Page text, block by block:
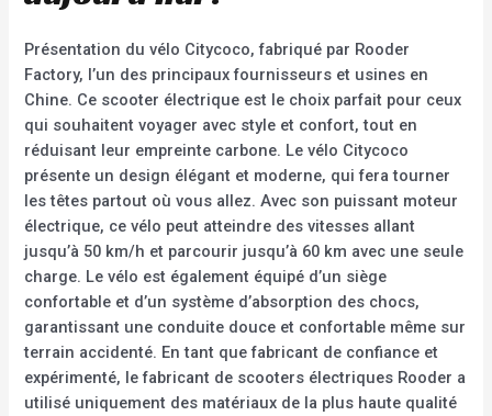
Présentation du vélo Citycoco, fabriqué par Rooder
Factory, l’un des principaux fournisseurs et usines en
Chine. Ce scooter électrique est le choix parfait pour ceux
qui souhaitent voyager avec style et confort, tout en
réduisant leur empreinte carbone. Le vélo Citycoco
présente un design élégant et moderne, qui fera tourner
les têtes partout où vous allez. Avec son puissant moteur
électrique, ce vélo peut atteindre des vitesses allant
jusqu’à 50 km/h et parcourir jusqu’à 60 km avec une seule
charge. Le vélo est également équipé d’un siège
confortable et d’un système d’absorption des chocs,
garantissant une conduite douce et confortable même sur
terrain accidenté. En tant que fabricant de confiance et
expérimenté, le fabricant de scooters électriques Rooder a
utilisé uniquement des matériaux de la plus haute qualité